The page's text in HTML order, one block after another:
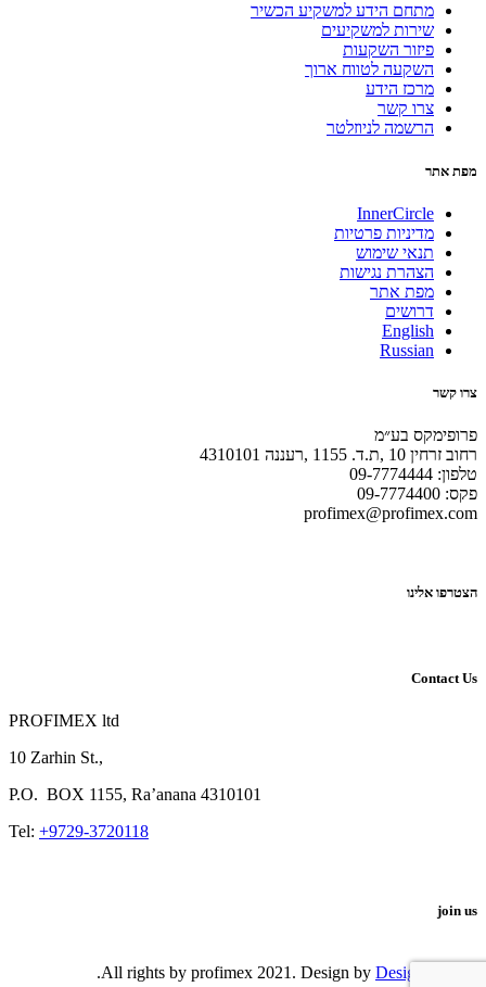
מתחם הידע למשקיע הכשיר
שירות למשקיעים
פיזור השקעות
השקעה לטווח ארוך
מרכז הידע
צרו קשר
הרשמה לניוזלטר
מפת אתר
InnerCircle
מדיניות פרטיות
תנאי שימוש
הצהרת נגישות
מפת אתר
דרושים
English
Russian
צרו קשר
פרופימקס בע״מ
רחוב זרחין 10 ,ת.ד. 1155 ,רעננה 4310101
טלפון: 09-7774444
פקס: 09-7774400
profimex@profimex.com
הצטרפו אלינו
Contact Us
PROFIMEX ltd
10 Zarhin St.,
P.O. BOX 1155, Ra’anana 4310101
Tel: +9729-3720118
join us
DesignShop
.